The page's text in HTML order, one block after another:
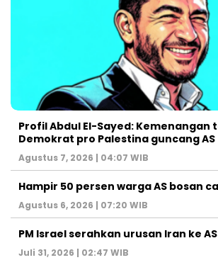
Profil Abdul El-Sayed: Kemenangan
Demokrat pro Palestina guncang AS
Agustus 7, 2026 | 04:07 WIB
Hampir 50 persen warga AS bosan
Agustus 6, 2026 | 07:20 WIB
PM Israel serahkan urusan Iran ke AS
Juli 31, 2026 | 02:47 WIB